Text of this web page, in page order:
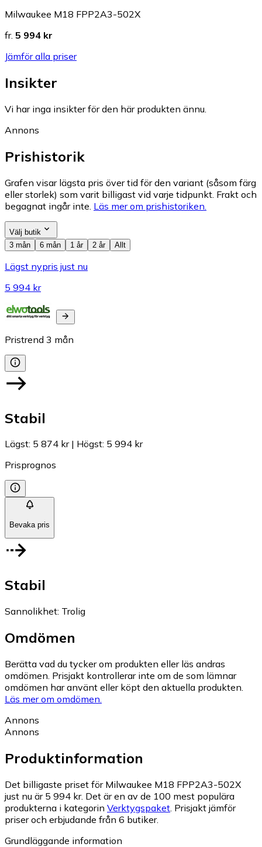
Milwaukee M18 FPP2A3-502X
fr. 5 994 kr
Jämför alla priser
Insikter
Vi har inga insikter för den här produkten ännu.
Annons
Prishistorik
Grafen visar lägsta pris över tid för den variant (såsom färg
eller storlek) som varit billigast vid varje tidpunkt. Frakt och
begagnat ingår inte. Läs mer om prishistoriken.
Välj butik
3 mån
6 mån 1 år 2 år Allt
Lägst nypris just nu
5 994 kr
Pristrend 3 mån
Stabil
Lägst: 5 874 kr| Högst: 5 994 kr
Prisprognos
Bevaka pris
Stabil
Sannolikhet: Trolig
Omdömen
Berätta vad du tycker om produkten eller läs andras
omdömen. Prisjakt kontrollerar inte om de som lämnar
omdömen har använt eller köpt den aktuella produkten.
Läs mer om omdömen.
Annons
Annons
Produktinformation
Det billigaste priset för Milwaukee M18 FPP2A3-502X
just nu är 5 994 kr. Det är en av de 100 mest populära
produkterna i kategorin Verktygspaket Prisjakt jämför
priser och erbjudande från 6 butiker.
Grundläggande information